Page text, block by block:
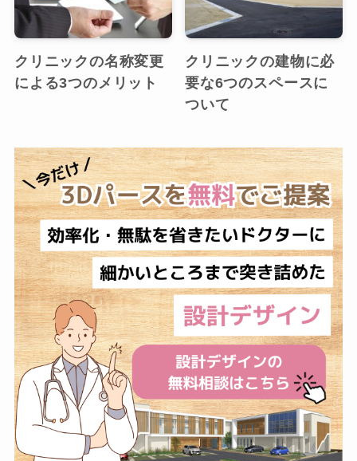
クリニックの名称変更
による3つのメリット
クリニックの建物に必
要な6つのスペースに
ついて